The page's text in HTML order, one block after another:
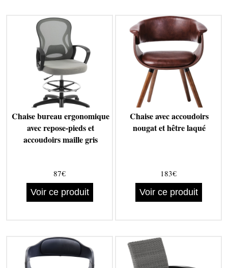
Chaise bureau ergonomique
avec repose-pieds et
accoudoirs maille gris
87€
Voir ce produit
Chaise avec accoudoirs
nougat et hêtre laqué
183€
Voir ce produit